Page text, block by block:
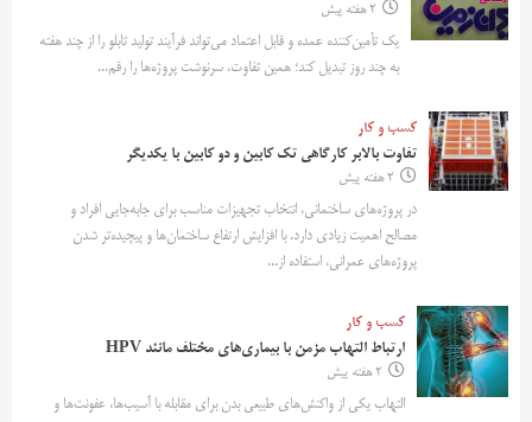
2 هفته پیش
یک تأمین‌کننده عمده و قابل اعتماد می‌تواند فرآیند تولید تابلو را از چند هفته
به چند روز تبدیل کند؛ همین تفاوت، سرنوشت پروژه‌ها را رقم...
کسب و کار
تفاوت بالابر کارگاهی تک کابین و دو کابین با یکدیگر
2 هفته پیش
در پروژه‌های ساختمانی، انتخاب تجهیزات مناسب برای جابه‌جایی افراد و
مصالح اهمیت زیادی دارد. با افزایش ارتفاع ساختمان‌ها و پیچیده‌تر شدن
پروژه‌های عمرانی، استفاده از...
کسب و کار
ارتباط التهاب مزمن با بیماری‌های مختلف مانند HPV
2 هفته پیش
التهاب یکی از واکنش‌های طبیعی بدن برای مقابله با آسیب‌ها، عفونت‌ها و